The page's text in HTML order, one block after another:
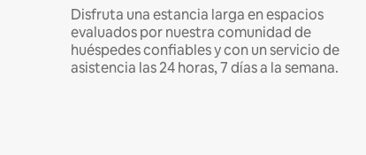
Disfruta una estancia larga en espacios
evaluados por nuestra comunidad de
huéspedes confiables y con un servicio de
asistencia las 24 horas, 7 días a la semana.